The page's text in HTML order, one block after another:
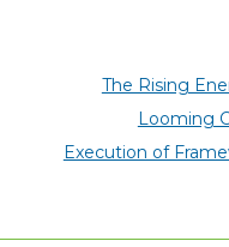
The Rising
Looming
Execution of